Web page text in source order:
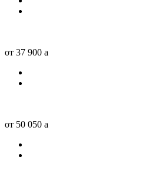
от 37 900 a
от 50 050 a